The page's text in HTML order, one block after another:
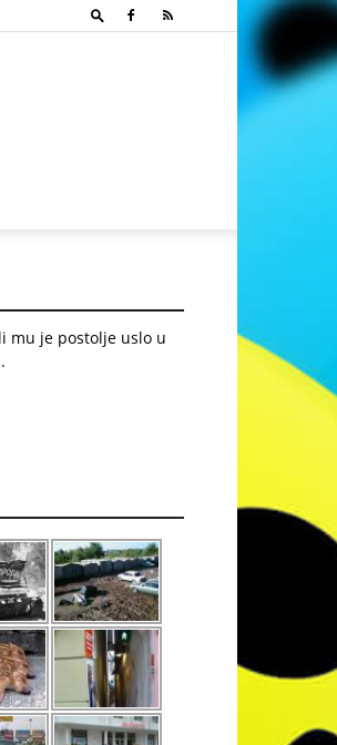
mu je postolje uslo u